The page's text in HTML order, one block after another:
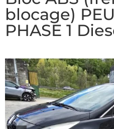
blocage)
PHASE 1